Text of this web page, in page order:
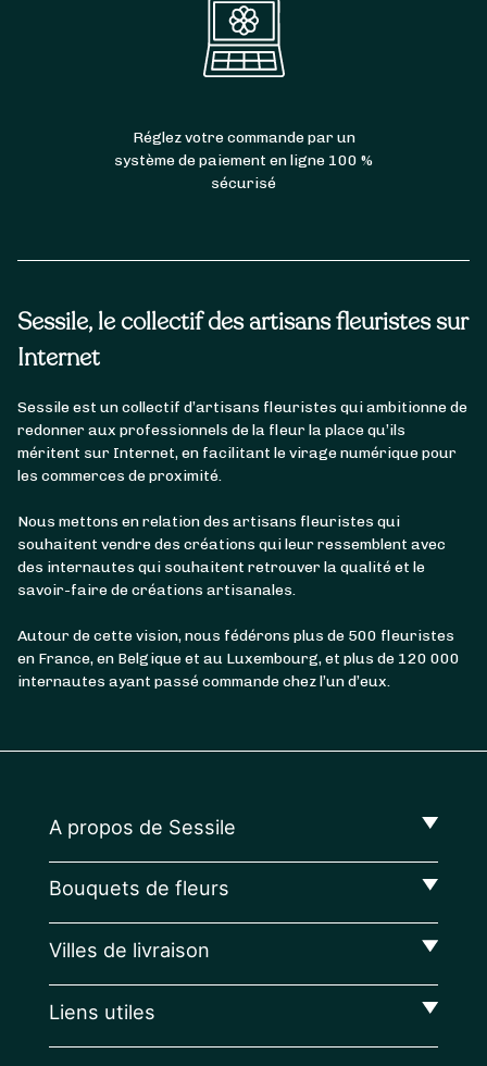
Sessile, le collectif des artisans fleuristes sur
Internet
Sessile est un collectif d’artisans fleuristes qui ambitionne de
redonner aux professionnels de la fleur la place qu’ils
méritent sur Internet, en facilitant le virage numérique pour
les commerces de proximité.
Nous mettons en relation des artisans fleuristes qui
souhaitent vendre des créations qui leur ressemblent avec
des internautes qui souhaitent retrouver la qualité et le
savoir-faire de créations artisanales.
Autour de cette vision, nous fédérons plus de 500 fleuristes
en France, en Belgique et au Luxembourg, et plus de 120 000
internautes ayant passé commande chez l’un d’eux.
Réglez votre commande par un
système de paiement en ligne 100 %
sécurisé
A propos de Sessile
Bouquets de fleurs
Villes de livraison
Liens utiles